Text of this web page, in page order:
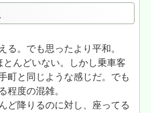
る。でも思ったより平和。
んどいない。しかし乗車客
町と同じような感じだ。でも
程度の混雑。
ど降りるのに対し、座ってる